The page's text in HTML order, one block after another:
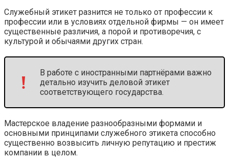
Служебный этикет разнится не только от профессии к
профессии или в условиях отдельной фирмы — он имеет
существенные различия, а порой и противоречия, с
культурой и обычаями других стран.
В работе с иностранными партнёрами важно
детально изучить деловой этикет
соответствующего государства.
Мастерское владение разнообразными формами и
основными принципами служебного этикета способно
существенно возвысить личную репутацию и престиж
компании в целом.